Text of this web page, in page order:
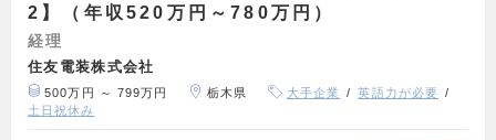
2】（年収520万円～780万円）
経理
住友電装株式会社
500万円 ～ 799万円 栃木県 大手企業
英語力が必要
土日祝休み